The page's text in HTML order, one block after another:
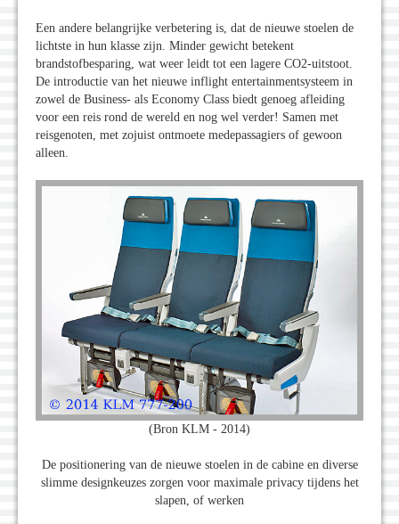
Een andere belangrijke verbetering is, dat de nieuwe stoelen de
lichtste in hun klasse zijn. Minder gewicht betekent
brandstofbesparing, wat weer leidt tot een lagere CO2-uitstoot.
De introductie van het nieuwe inflight entertainmentsysteem in
zowel de Business- als Economy Class biedt genoeg afleiding
voor een reis rond de wereld en nog wel verder! Samen met
reisgenoten, met zojuist ontmoete medepassagiers of gewoon
alleen.
(Bron KLM - 2014)
De positionering van de nieuwe stoelen in de cabine en diverse
slimme designkeuzes zorgen voor maximale privacy tijdens het
slapen, of werken